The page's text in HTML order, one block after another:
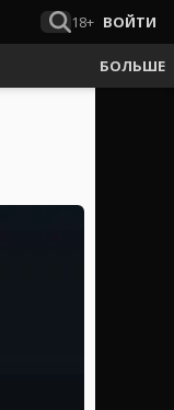
18+ ВОЙТИ
БОЛЬШЕ